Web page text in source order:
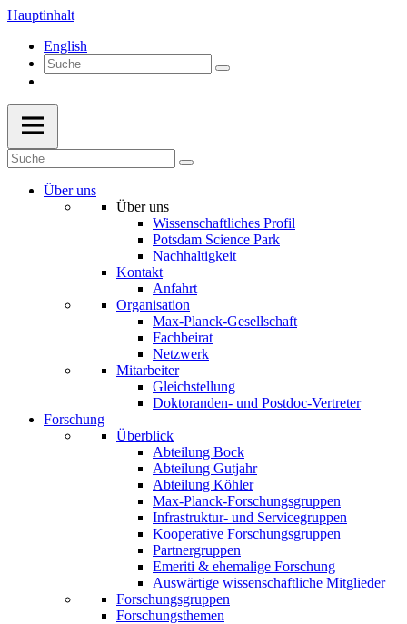
Hauptinhalt
English
Über uns
Über uns
Wissenschaftliches Profil
Potsdam Science Park
Nachhaltigkeit
Kontakt
Anfahrt
Organisation
Max-Planck-Gesellschaft
Fachbeirat
Netzwerk
Mitarbeiter
Gleichstellung
Doktoranden- und Postdoc-Vertreter
Forschung
Überblick
Abteilung Bock
Abteilung Gutjahr
Abteilung Köhler
Max-Planck-Forschungsgruppen
Infrastruktur- und Servicegruppen
Kooperative Forschungsgruppen
Partnergruppen
Emeriti & ehemalige Forschung
Auswärtige wissenschaftliche Mitglieder
Forschungsgruppen
Forschungsthemen